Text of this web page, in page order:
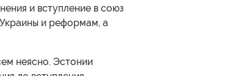
и вступление в союз
и реформам, а
неясно. Эстонии